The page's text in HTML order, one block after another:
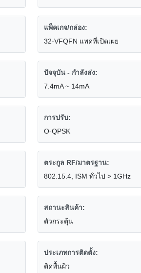
แพ็คเกจ/กล่อง:
32-VFQFN แพดที่เปิดเผย
ปัจจุบัน - กำลังส่ง:
7.4mA ~ 14mA
การปรับ:
O-QPSK
ตระกูล RF/มาตรฐาน:
802.15.4, ISM ทั่วไป > 1GHz
สถานะสินค้า:
ตัวกระตุ้น
ประเภทการติดตั้ง:
ติดพื้นผิว